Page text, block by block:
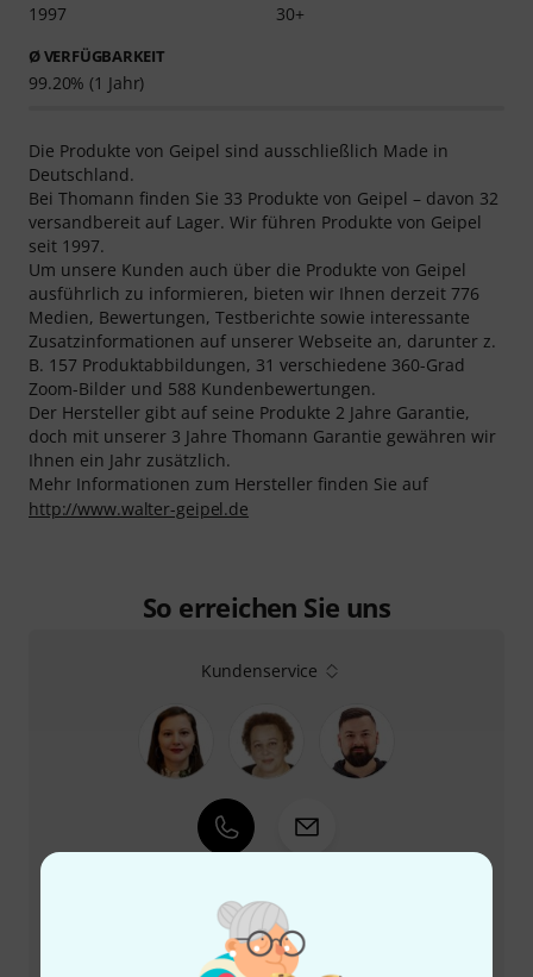
1997 30+
Ø VERFÜGBARKEIT
99.20% (1 Jahr)
Die Produkte von Geipel sind ausschließlich Made in
Deutschland.
Bei Thomann finden Sie 33 Produkte von Geipel – davon 32
versandbereit auf Lager. Wir führen Produkte von Geipel
seit 1997.
Um unsere Kunden auch über die Produkte von Geipel
ausführlich zu informieren, bieten wir Ihnen derzeit 776
Medien, Bewertungen, Testberichte sowie interessante
Zusatzinformationen auf unserer Webseite an, darunter z.
B. 157 Produktabbildungen, 31 verschiedene 360-Grad
Zoom-Bilder und 588 Kundenbewertungen.
Der Hersteller gibt auf seine Produkte 2 Jahre Garantie,
doch mit unserer 3 Jahre Thomann Garantie gewähren wir
Ihnen ein Jahr zusätzlich.
Mehr Informationen zum Hersteller finden Sie auf
http://www.walter-geipel.de
So erreichen Sie uns
Kundenservice
+49-9546-9223-66
Unser Thomann Team Kundenservice steht Ihnen bei